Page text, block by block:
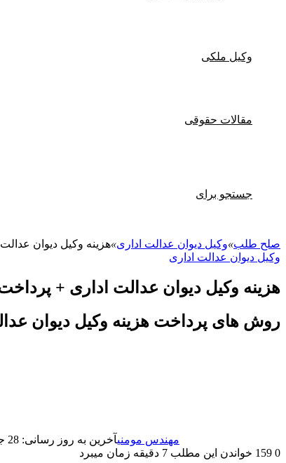
وکیل ملکی
مقالات حقوقی
جستجو برای
صلح طلب»وکیل دیوان عدالت اداری»هزینه وکیل دیوان
وکیل دیوان عدالت اداری
هزینه وکیل دیوان عدالت اداری +
روش های پرداخت هزینه وکیل دیوان
مهندس مومنیآخرین به روز رسانی: 28 جولای 2025
0
خواندن این مطلب 7 دقیقه زمان میبرد